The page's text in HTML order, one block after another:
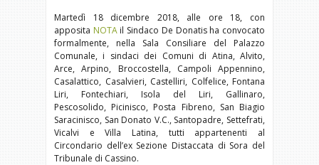
Martedì 18 dicembre 2018, alle ore 18, con
apposita NOTAil Sindaco De Donatis ha convocato
formalmente, nella Sala Consiliare del Palazzo
Comunale, i sindaci dei Comuni di Atina, Alvito,
Arce, Arpino, Broccostella, Campoli Appennino,
Casalattico, Casalvieri, Castelliri, Colfelice, Fontana
Liri, Fontechiari, Isola del Liri, Gallinaro,
Pescosolido, Picinisco, Posta Fibreno, San Biagio
Saracinisco, San Donato V.C., Santopadre, Settefrati,
Vicalvi e Villa Latina, tutti appartenenti al
Circondario dell’ex Sezione Distaccata di Sora del
Tribunale di Cassino.